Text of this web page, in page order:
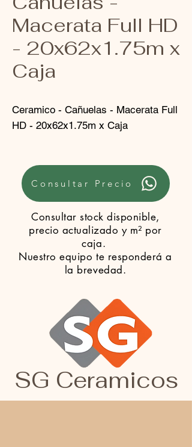
Macerata Full HD
- 20x62x1.75m x
Caja
Ceramico - Cañuelas - Macerata Full
HD - 20x62x1.75m x Caja
Consultar Precio
Consultar stock disponible,
precio actualizado y m² por
caja.
Nuestro equipo te responderá a
la brevedad.
SG Ceramicos